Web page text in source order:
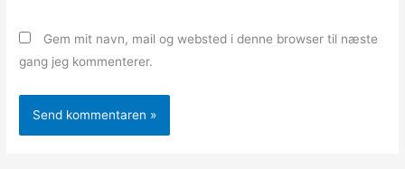
Gem mit navn, mail og websted i denne browser til næste
gang jeg kommenterer.